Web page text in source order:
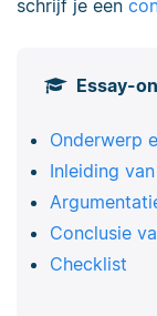
schrijf je een
Essay-
Onderwerp
Inleiding
Conclusie
Checklist